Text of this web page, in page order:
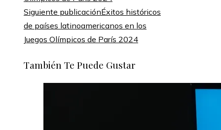
Siguiente publicaciónÉxitos históricos
de países latinoamericanos en los
Juegos Olímpicos de París 2024
También Te Puede Gustar